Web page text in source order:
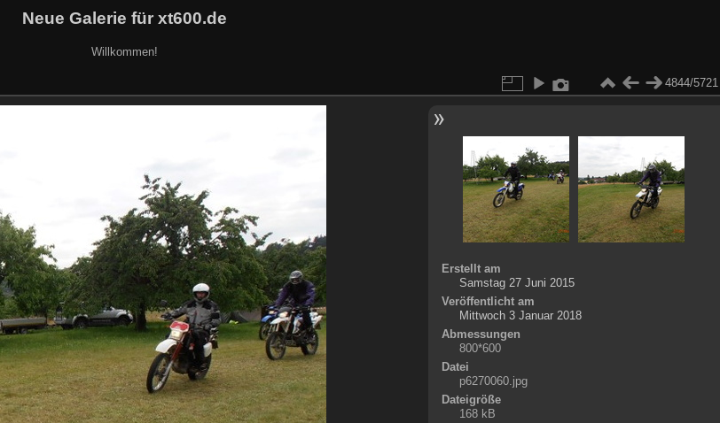
Neue Galerie für xt600.de
Willkommen!
4844/5721
Erstellt am
Samstag 27 Juni 2015
Veröffentlicht am
Mittwoch 3 Januar 2018
Abmessungen
800*600
Datei
p6270060.jpg
Dateigröße
168 kB